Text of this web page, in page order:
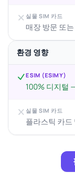
실물 SIM 카드
매장 방문 또
환경 영향
ESIM (ESIMY)
100% 디지털
실물 SIM 카드
플라스틱 카드